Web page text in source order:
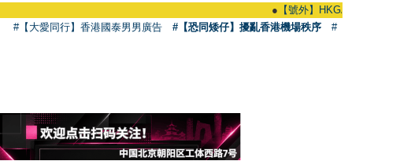
【號外】HKGAY.net已啟動
#【大愛同行】香港國泰男男廣告 #【恐同矮仔】擾亂香港機場秩序
#